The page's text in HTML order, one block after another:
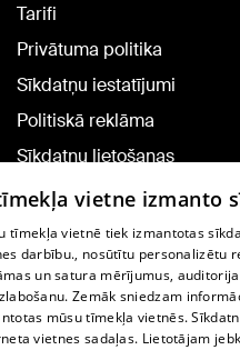
Tarifi
Privātuma politika
Sīkdatņu iestatījumi
Politiskā reklāma
Sīkdatņu lietošanas
noteikumi
Komentāru pievienošana
TV programma
Līguma noteikumi
vietne izmanto
tīmekļa vietnē tiek izmantotas
darbību., nosūtītu personalizētu
un satura mērījumus,
Zemāk sniedzam
mūsu tīmekļa vietnēs.
vietnes sadaļas. Lietotājam